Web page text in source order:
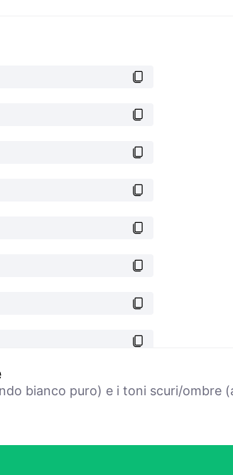
bianco puro) e i toni scuri/ombre